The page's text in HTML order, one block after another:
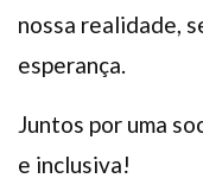
nossa realidade,
esperança.
Juntos por uma
e inclusiva!